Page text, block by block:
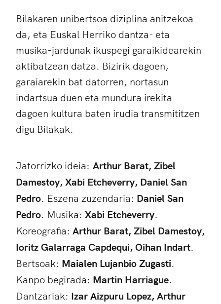
Bilakaren unibertsoa diziplina anitzekoa
da, eta Euskal Herriko dantza- eta
musika-jardunak ikuspegi garaikidearekin
aktibatzean datza. Bizirik dagoen,
garaiarekin bat datorren, nortasun
indartsua duen eta mundura irekita
dagoen kultura baten irudia transmititzen
digu Bilakak.
Jatorrizko ideia: Arthur Barat, Zibel
Damestoy, Xabi Etcheverry, Daniel San
Pedro. Eszena zuzendaria: Daniel San
Pedro. Musika: Xabi Etcheverry.
Koreografia: Arthur Barat, Zibel Damestoy,
Ioritz Galarraga Capdequi, Oihan Indart.
Bertsoak: Maialen Lujanbio Zugasti.
Kanpo begirada: Martin Harriague.
Dantzariak: Izar Aizpuru Lopez, Arthur